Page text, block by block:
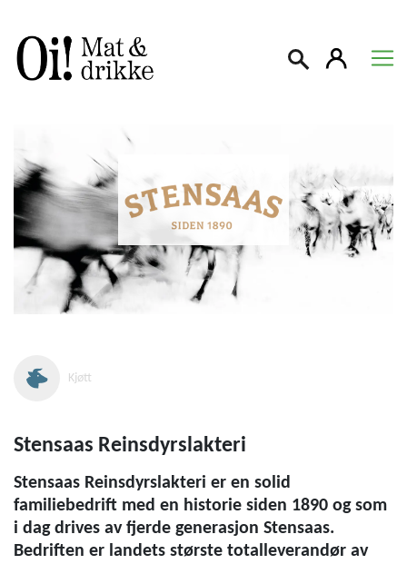
Søk
Kjøtt
Stensaas Reinsdyrslakteri
Stensaas Reinsdyrslakteri er en solid
familiebedrift med en historie siden 1890 og som
i dag drives av fjerde generasjon Stensaas.
Bedriften er landets største totalleverandør av